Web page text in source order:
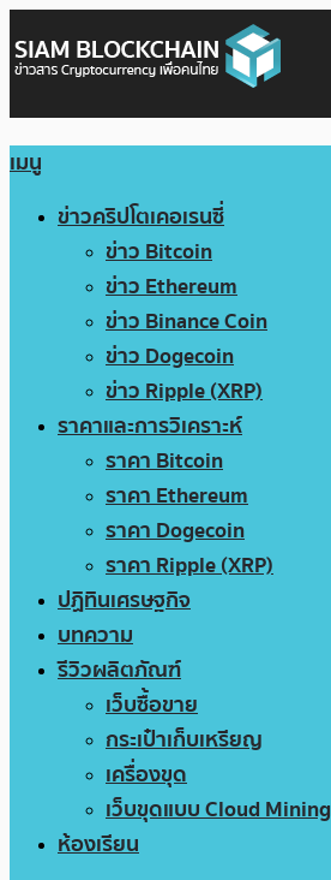
เมนู
ข่าวคริปโตเคอเรนซี่
ข่าว Bitcoin
ข่าว Ethereum
ข่าว Binance Coin
ข่าว Dogecoin
ข่าว Ripple (XRP)
ราคาและการวิเคราะห์
ราคา Bitcoin
ราคา Ethereum
ราคา Dogecoin
ราคา Ripple (XRP)
ปฏิทินเศรษฐกิจ
บทความ
รีวิวผลิตภัณฑ์
เว็บซื้อขาย
กระเป๋าเก็บเหรียญ
เครื่องขุด
เว็บขุดแบบ Cloud Mining
ห้องเรียน